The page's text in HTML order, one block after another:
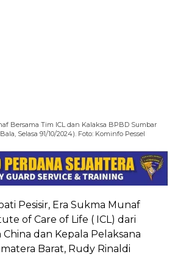
Bersama Tim ICL dan Kalaksa BPBD Sumbar
Selasa 91/10/2024). Foto: Kominfo Pessel
Pesisir, Era Sukma Munaf
of Care of Life ( ICL) dari
China dan Kepala Pelaksana
Barat, Rudy Rinaldi